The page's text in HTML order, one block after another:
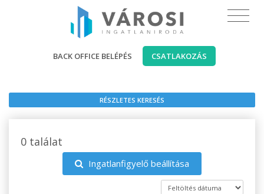
BACK OFFICE BELÉPÉS CSATLAKOZÁS
RÉSZLETES KERESÉS
0 találat
Ingatlanfigyelő beállítása